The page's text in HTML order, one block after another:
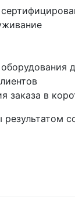
заказа в